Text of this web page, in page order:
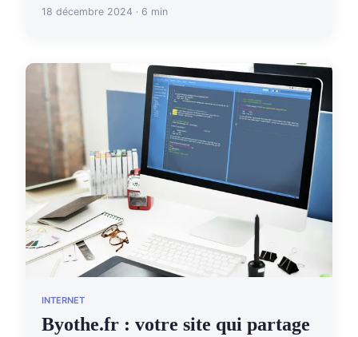
18 décembre 2024 · 6 min
INTERNET
Byothe.fr : votre site qui partage